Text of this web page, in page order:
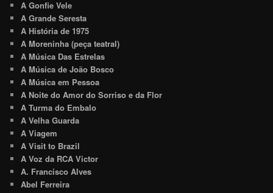
A Gonfie Vele
A Grande Seresta
A História de 1975
A Moreninha (peça teatral)
A Música Das Estrelas
A Música de João Bosco
A Música em Pessoa
A Noite do Amor do Sorriso e da Flor
A Turma do Embalo
A Velha Guarda
A Viagem
A Visit to Brazil
A Voz da RCA Victor
A. Francisco Alves
Abel Ferreira